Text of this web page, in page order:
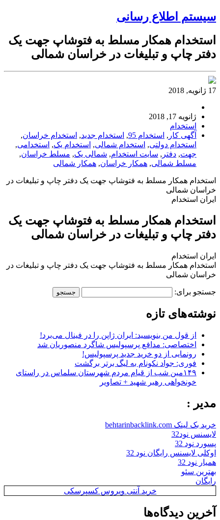
سیستم اطلاع رسانی
استخدام همکار مسلط به فتوشاپ جهت یک
دفتر چاپ و تبلیغات در خراسان شمالی
17 ژانویه, 2018
ژانویه 17, 2018
استخدام
آگهی کار , استخدام 95 , استخدام جدید, استخدام خراسان,
استخدام دولتی, استخدام شمالی, استخدام یک, استخدامی,
جهت, دفتر , سایت استخدام, شمالی یک, مسلط خراسان,
مسلط شمالی, همکار خراسان, همکار شمالی
استخدام همکار مسلط به فتوشاپ جهت یک دفتر چاپ و تبلیغات در
خراسان شمالی
ایران استخدام
استخدام همکار مسلط به فتوشاپ جهت یک
دفتر چاپ و تبلیغات در خراسان شمالی
ایران استخدام
استخدام همکار مسلط به فتوشاپ جهت یک دفتر چاپ و تبلیغات در
خراسان شمالی
جستجو برای:
نوشته‌های تازه
از قول من بنویسید: ایران ژاپن را در فینال می‌برد!
اختصاصی: مدافع پرسپولیس شاگرد منصوریان شد
رونمایی از دو خرید جدید پرسپولیس!
فوری: جواد نکونام به لیگ برتر برگشت
۱۴۹مین شب از قیام مردم شهرستان سلماس در راستای
خونخواهی رهبر شهید + تصاویر
مدیر :
خرید بک لینک behtarinbacklink.com
لایسنس نود32
پسورد نود 32
اوکلی لایسنس رایگان نود 32
همیار نود 32
بهترین سئو
رایگان
خرید آنتی ویروس کسپرسکی
آخرین دیدگاه‌ها